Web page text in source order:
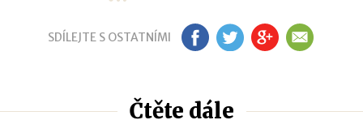
SDÍLEJTE S OSTATNÍMI FB TW GP EM
Čtěte dále